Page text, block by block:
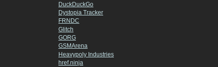
DuckDuckGo
Dystopia Tracker
FRNDC
Glitch
GORG
GSMArena
Heavypoly Industries
href.ninja